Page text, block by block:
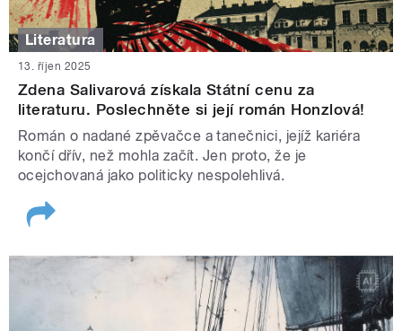
Literatura
13. říjen 2025
Zdena Salivarová získala Státní cenu za
literaturu. Poslechněte si její román Honzlová!
Román o nadané zpěvačce a tanečnici, jejíž kariéra
končí dřív, než mohla začít. Jen proto, že je
ocejchovaná jako politicky nespolehlivá.